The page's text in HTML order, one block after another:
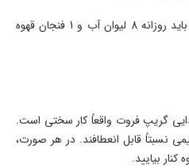
همچنین در این رژیم غذایی، شما باید روزانه 8 لیوان آب و 1 فنجان قهوه
گریپ فروت واقعاً کار سختی است.
نسبتاً قابل انعطافند. در هر صورت،
بیایید.